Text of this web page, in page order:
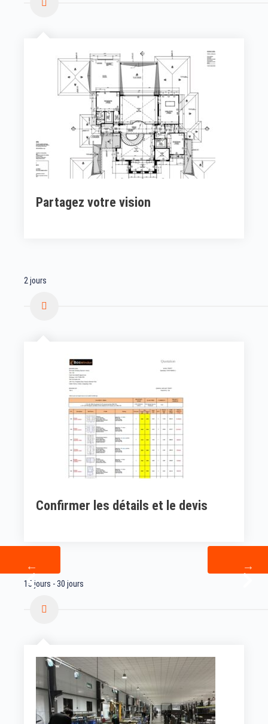
Partagez votre vision
2 jours
Confirmer les détails et le devis
15 jours - 30 jours